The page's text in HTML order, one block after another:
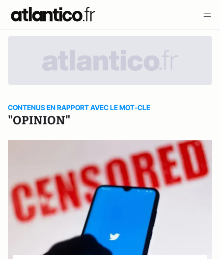
CONTENUS EN RAPPORT AVEC LE MOT-CLE
"OPINION"